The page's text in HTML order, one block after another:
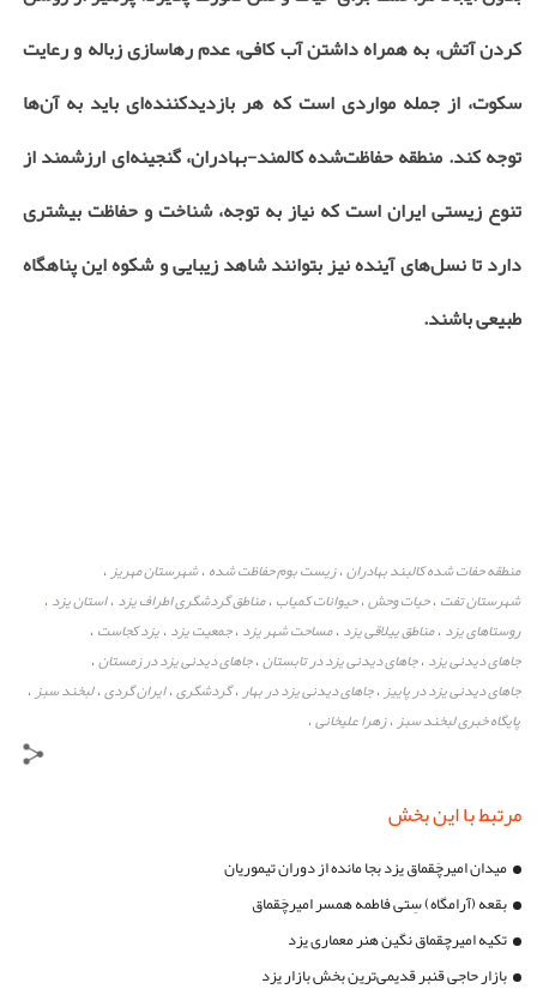
کردن آتش، به همراه داشتن آب کافی، عدم رهاسازی زباله و رعایت
سکوت، از جمله مواردی است که هر بازدیدکننده‌ای باید به آن‌ها
توجه کند. منطقه حفاظت‌شده کالمند-بهادران، گنجینه‌ای ارزشمند از
تنوع زیستی ایران است که نیاز به توجه، شناخت و حفاظت بیشتری
دارد تا نسل‌های آینده نیز بتوانند شاهد زیبایی و شکوه این پناهگاه
طبیعی باشند.
منطقه حفات شده کالبند بهادران،زیست بوم حفاظت شده ،شهرستان مهریز،
شهرستان تفت ،حیات وحش،حیوانات کمیاب ،مناطق گردشگری اطراف یزد ،استان یزد ،
روستاهای یزد ،مناطق ییلاقی یزد ،مساحت شهر یزد ،جمعیت یزد ،یزد کجاست ،
جاهای دیدنی یزد ،جاهای دیدنی یزد در تابستان،جاهای دیدنی یزد در زمستان،
جاهای دیدنی یزد در پاییز،جاهای دیدنی یزد در بهار،گردشگری،ایران گردی،لبخند سبز،
پایگاه خبری لبخند سبز،زهرا علیخانی،
مرتبط با این بخش
میدان امیرچَقماق یزد بجا مانده از دوران تیموریان
بقعه (آرامگاه) سِتی فاطمه همسر امیرچَقماق
تکیه امیرچقماق نگین هنر معماری یزد
بازار حاجی قنبر قدیمی‌ترین بخش بازار یزد